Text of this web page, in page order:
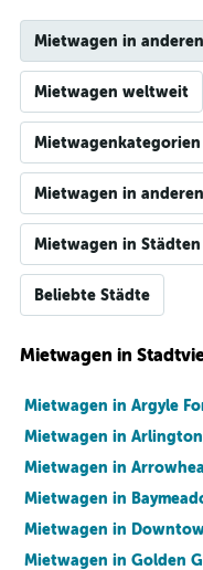
Mietwagen in
Mietwagen weltweit
Mietwagenkategorien
Mietwagen in
Mietwagen in Städten
Beliebte Städte
Mietwagen in
Mietwagen in Argyle
Mietwagen in
Mietwagen in
Mietwagen in
Mietwagen in
Mietwagen in Golden